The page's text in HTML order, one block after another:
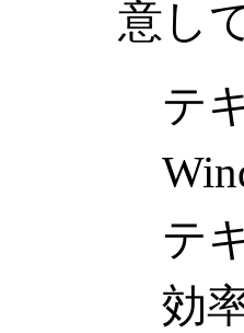
意し
テ
テ
効